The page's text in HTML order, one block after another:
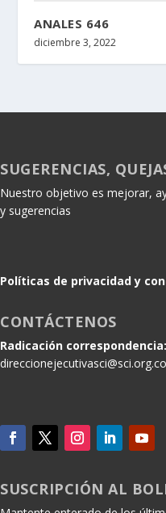
ANALES 646
diciembre 3, 2022
SUGERENCIAS,
Nuestro objetivo es mejorar,
y sugerencias
Políticas de privacidad y
CONTÁCTENOS
Radicación correspondencia:
direccionejecutivasci@sci.org.co
SUSCRIPCIÓN AL